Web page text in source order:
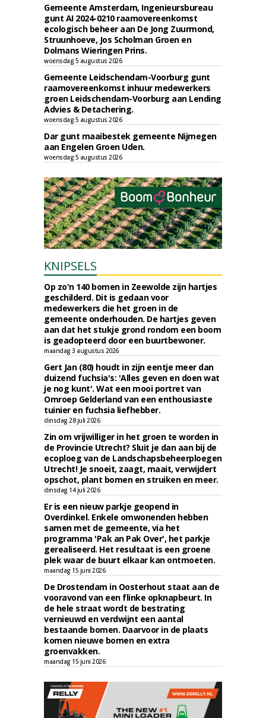
Gemeente Amsterdam, Ingenieursbureau
gunt AI 2024-0210 raamovereenkomst
ecologisch beheer aan De Jong Zuurmond,
Struunhoeve, Jos Scholman Groen en
Dolmans Wieringen Prins.
woensdag 5 augustus 2026
Gemeente Leidschendam-Voorburg gunt
raamovereenkomst inhuur medewerkers
groen Leidschendam-Voorburg aan Lending
Advies & Detachering.
woensdag 5 augustus 2026
Dar gunt maaibestek gemeente Nijmegen
aan Engelen Groen Uden.
woensdag 5 augustus 2026
KNIPSELS
Op zo'n 140 bomen in Zeewolde zijn hartjes
geschilderd. Dit is gedaan voor
medewerkers die het groen in de
gemeente onderhouden. De hartjes geven
aan dat het stukje grond rondom een boom
is geadopteerd door een buurtbewoner.
maandag 3 augustus 2026
Gert Jan (80) houdt in zijn eentje meer dan
duizend fuchsia's: 'Alles geven en doen wat
je nog kunt'. Wat een mooi portret van
Omroep Gelderland van een enthousiaste
tuinier en fuchsia liefhebber.
dinsdag 28 juli 2026
Zin om vrijwilliger in het groen te worden in
de Provincie Utrecht? Sluit je dan aan bij de
ecoploeg van de Landschapsbeheerploegen
Utrecht! Je snoeit, zaagt, maait, verwijdert
opschot, plant bomen en struiken en meer.
dinsdag 14 juli 2026
Er is een nieuw parkje geopend in
Overdinkel. Enkele omwonenden hebben
samen met de gemeente, via het
programma 'Pak an Pak Over', het parkje
gerealiseerd. Het resultaat is een groene
plek waar de buurt elkaar kan ontmoeten.
maandag 15 juni 2026
De Drostendam in Oosterhout staat aan de
vooravond van een flinke opknapbeurt. In
de hele straat wordt de bestrating
vernieuwd en verdwijnt een aantal
bestaande bomen. Daarvoor in de plaats
komen nieuwe bomen en extra
groenvakken.
maandag 15 juni 2026